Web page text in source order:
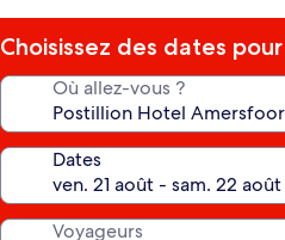
Choisissez des dates
Où allez-vous ?
Dates
Voyageurs